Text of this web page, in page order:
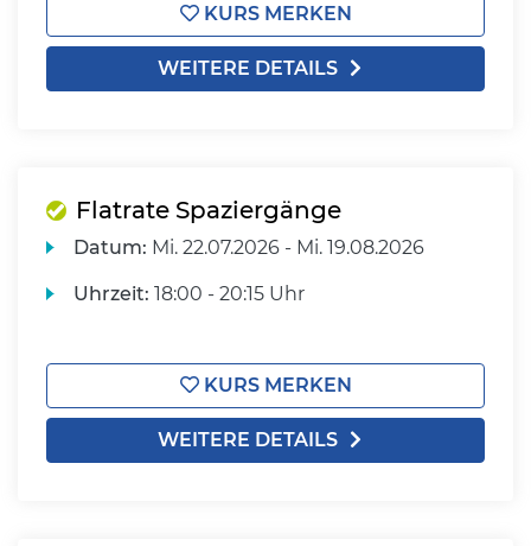
KURS MERKEN
WEITERE DETAILS
Flatrate Spaziergänge
Datum: Mi. 22.07.2026 - Mi. 19.08.2026
Uhrzeit: 18:00 - 20:15 Uhr
KURS MERKEN
WEITERE DETAILS